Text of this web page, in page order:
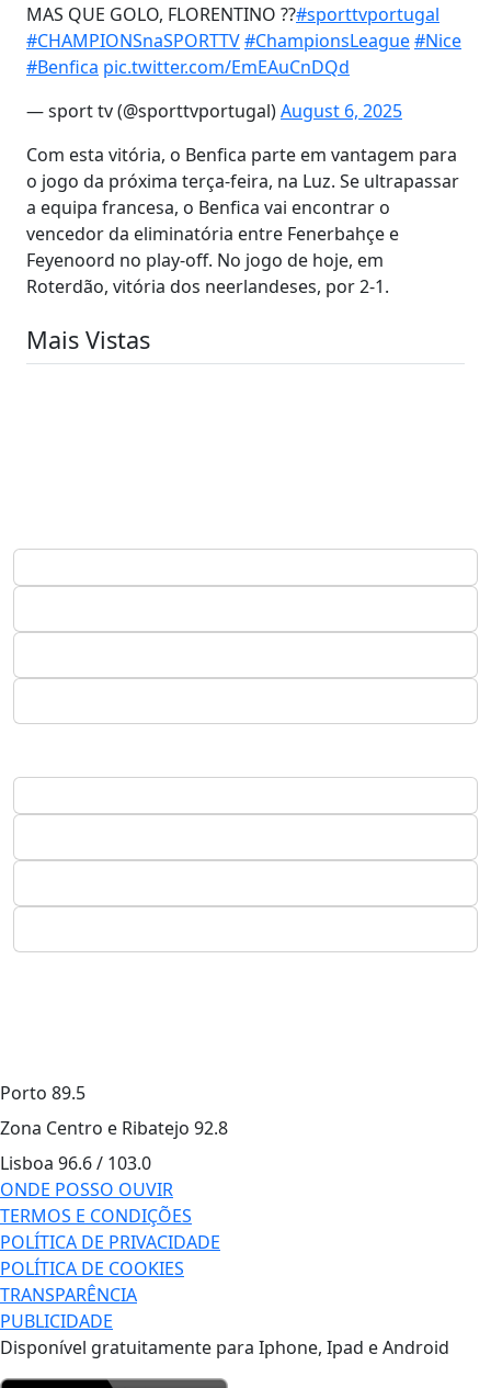
MAS QUE GOLO, FLORENTINO ??#sporttvportugal
#CHAMPIONSnaSPORTTV#ChampionsLeague#Nice
#Benfica pic.twitter.com/EmEAuCnDQd
— sport tv (@sporttvportugal)August 6, 2025
Com esta vitória, o Benfica parte em vantagem para
o jogo da próxima terça-feira, na Luz. Se ultrapassar
a equipa francesa, o Benfica vai encontrar o
vencedor da eliminatória entre Fenerbahçe e
Feyenoord no play-off. No jogo de hoje, em
Roterdão, vitória dos neerlandeses, por 2-1.
Mais Vistas
Porto 89.5
Zona Centro e Ribatejo 92.8
Lisboa 96.6 / 103.0
ONDE POSSO OUVIR
TERMOS E CONDIÇÕES
POLÍTICA DE PRIVACIDADE
POLÍTICA DE COOKIES
TRANSPARÊNCIA
PUBLICIDADE
Disponível gratuitamente para Iphone, Ipad e Android